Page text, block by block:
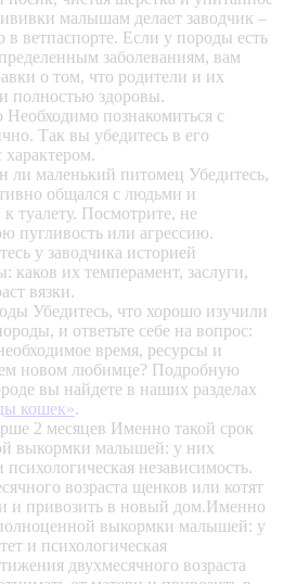
малышам делает заводчик –
в ветпаспорте. Если у породы есть
заболеваниям, вам
о том, что родители и их
полностью здоровы.
Необходимо познакомиться с
Так вы убедитесь в его
характером.
ли маленький питомец Убедитесь,
общался с людьми и
туалету. Посмотрите, не
пугливость или агрессию.
у заводчика историей
каков их темперамент, заслуги,
вязки.
Убедитесь, что хорошо изучили
и ответьте себе на вопрос:
время, ресурсы и
новом любимце? Подробную
вы найдете в наших разделах
кошек».
2 месяцев Именно такой срок
выкормки малышей: у них
независимость.
возраста щенков или котят
и привозить в новый дом.Именно
полноценной выкормки малышей: у
и психологическая
двухмесячного возраста